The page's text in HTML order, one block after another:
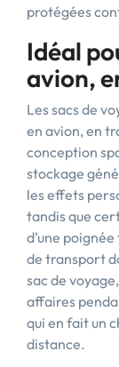
protégées
Idéal
avion,
Les sacs de
en avion, en
conception
stockage
les effets
tandis que
d’une
de transport
sac de
affaires
qui en fait un
distance.